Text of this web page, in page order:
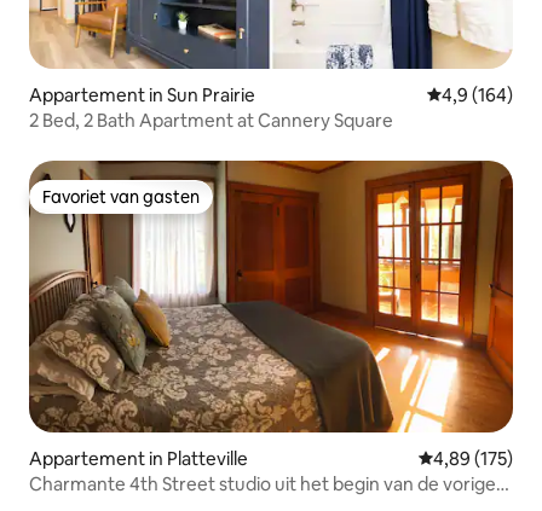
Appartement in Sun Prairie Gemiddelde
4,9 (164)
2 Bed, 2 Bath Apartment at Cannery Square
Favoriet van gasten
Favoriet van gasten
Appartement in Platteville Gemiddelde
4,89 (175)
Charmante 4th Street studio uit het begin van de vorige